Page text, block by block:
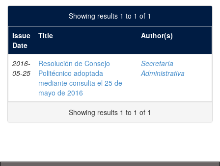
Showing results 1 to 1 of 1
Issue
Date
Title Author(s)
2016-
05-25
Resolución de Consejo
Politécnico adoptada
mediante consulta el 25 de
mayo de 2016
Secretaría
Administrativa
Showing results 1 to 1 of 1